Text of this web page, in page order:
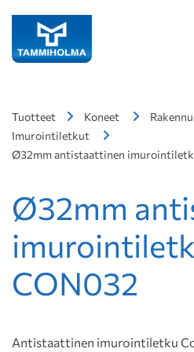
Tuotteet Koneet
Imurointiletkut
Ø32mm antistaattinen
Ø32mm
CON032
Antistaattinen imurointiletku